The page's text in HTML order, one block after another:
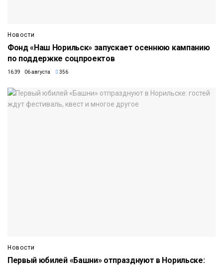
Новости
Фонд «Наш Норильск» запускает осеннюю кампанию
по поддержке соцпроектов
16:39 06 августа 356
Новости
Первый юбилей «Башни» отпразднуют в Норильске: